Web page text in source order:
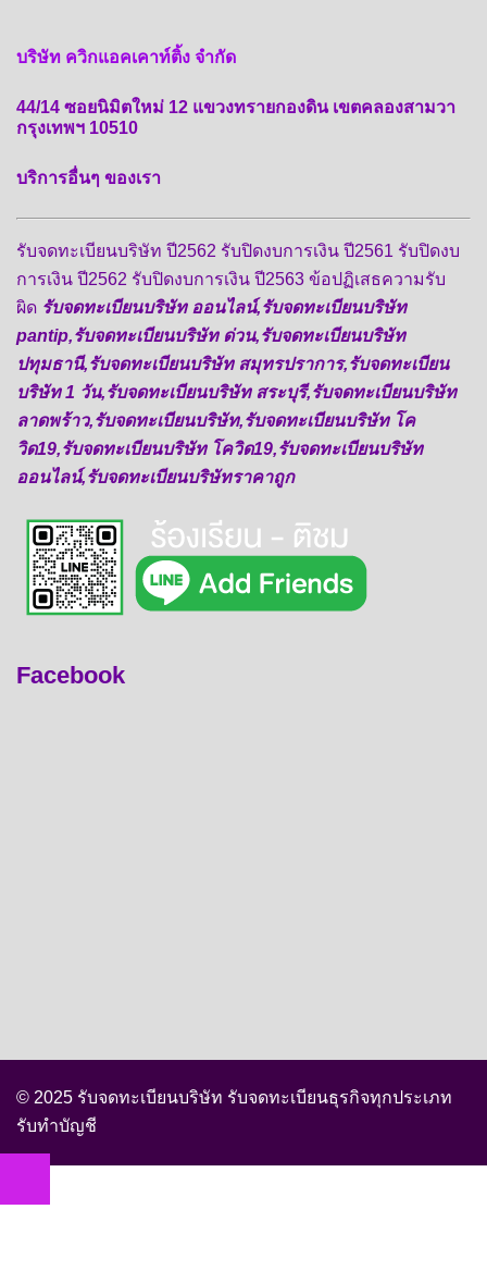
บริษัท ควิกแอคเคาท์ติ้ง จำกัด
44/14 ซอยนิมิตใหม่ 12 แขวงทรายกองดิน เขตคลองสามวา
กรุงเทพฯ 10510
บริการอื่นๆ ของเรา
รับจดทะเบียนบริษัท ปี2562 รับปิดงบการเงิน ปี2561 รับปิดงบ
การเงิน ปี2562 รับปิดงบการเงิน ปี2563 ข้อปฏิเสธความรับ
ผิด รับจดทะเบียนบริษัท ออนไลน์,รับจดทะเบียนบริษัท
pantip,รับจดทะเบียนบริษัท ด่วน,รับจดทะเบียนบริษัท
ปทุมธานี,รับจดทะเบียนบริษัท สมุทรปราการ,รับจดทะเบียน
บริษัท 1 วัน,รับจดทะเบียนบริษัท สระบุรี,รับจดทะเบียนบริษัท
ลาดพร้าว,รับจดทะเบียนบริษัท,รับจดทะเบียนบริษัท โค
วิด19,รับจดทะเบียนบริษัท โควิด19,รับจดทะเบียนบริษัท
ออนไลน์,รับจดทะเบียนบริษัทราคาถูก
Facebook
© 2025 รับจดทะเบียนบริษัท รับจดทะเบียนธุรกิจทุกประเภท
รับทำบัญชี